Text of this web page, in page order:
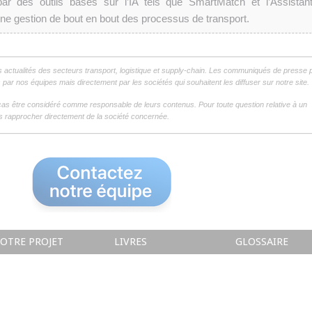
gestion de bout en bout des processus de transport.
actualités des secteurs transport, logistique et supply-chain. Les communiqués de presse
nos équipes mais directement par les sociétés qui souhaitent les diffuser sur notre site.
être considéré comme responsable de leurs contenus. Pour toute question relative à un
directement de la société concernée.
PROJET LIVRES GLOSSAIRE